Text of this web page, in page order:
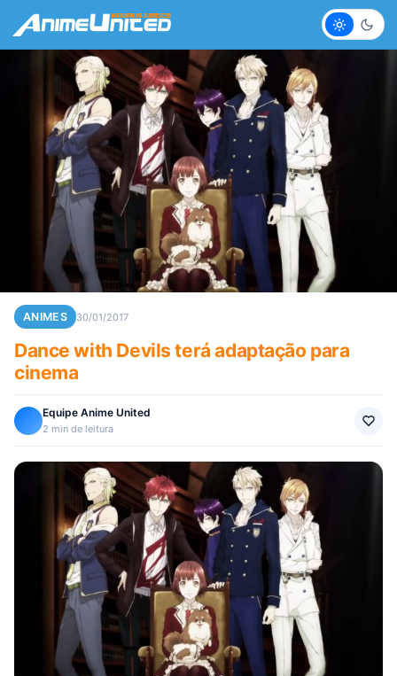
Claro
ANIMES 30/01/2017
Dance with Devils terá adaptação para
cinema
Equipe Anime United
2 min de leitura